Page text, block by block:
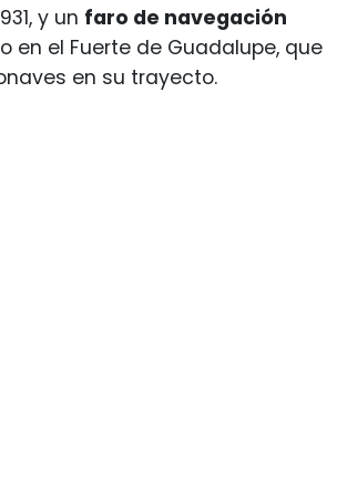
y un faro de navegación
en el Fuerte de Guadalupe, que
en su trayecto.